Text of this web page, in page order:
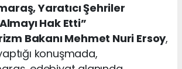
Yaratıcı Şehriler
Hak Etti”
Bakanı Mehmet Nuri Ersoy,
konuşmada,